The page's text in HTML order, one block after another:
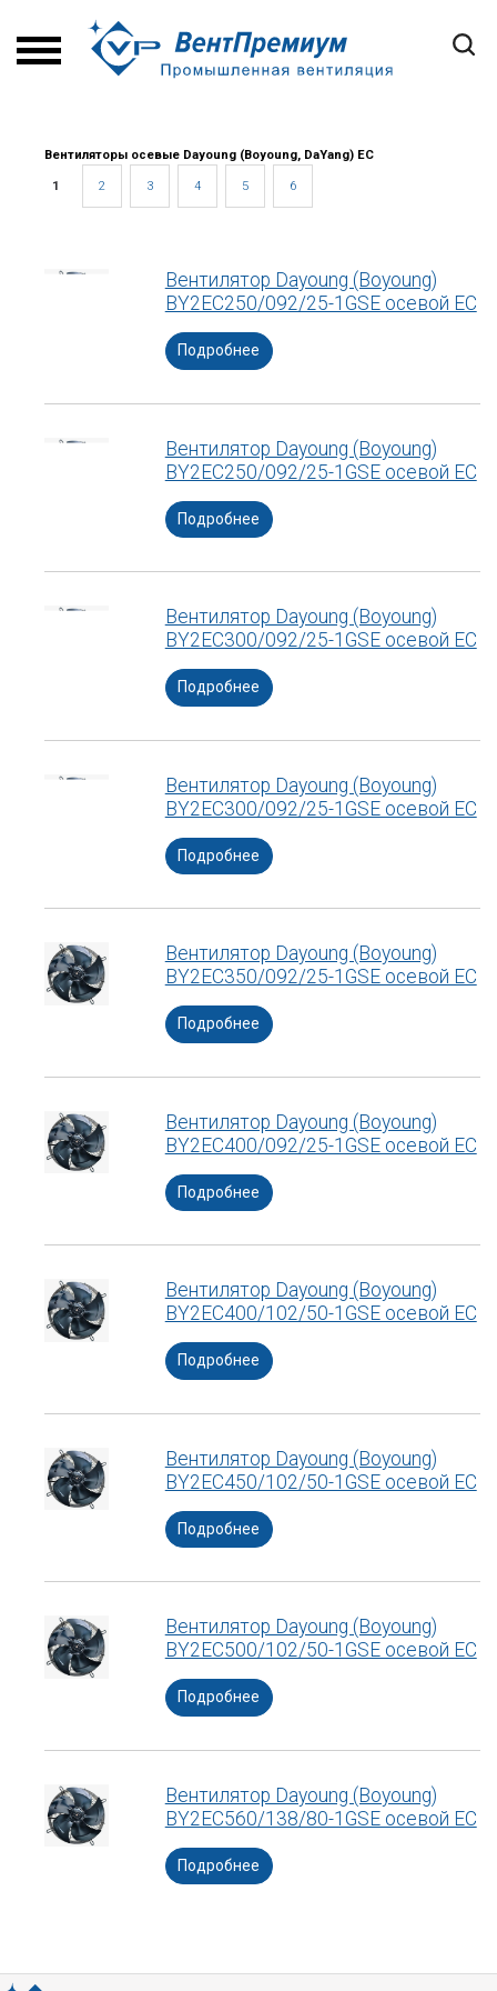
Вентиляторы осевые Dayoung (Boyoung, DaYang) ЕС
1 2 3 4 5 6
Вентилятор Dayoung (Boyoung)
BY2EC250/092/25-1GSE осевой ЕС
Подробнее
Вентилятор Dayoung (Boyoung)
BY2EC250/092/25-1GSE осевой ЕС
Подробнее
Вентилятор Dayoung (Boyoung)
BY2EC300/092/25-1GSE осевой ЕС
Подробнее
Вентилятор Dayoung (Boyoung)
BY2EC300/092/25-1GSE осевой ЕС
Подробнее
Вентилятор Dayoung (Boyoung)
BY2EC350/092/25-1GSE осевой ЕС
Подробнее
Вентилятор Dayoung (Boyoung)
BY2EC400/092/25-1GSE осевой ЕС
Подробнее
Вентилятор Dayoung (Boyoung)
BY2EC400/102/50-1GSE осевой ЕС
Подробнее
Вентилятор Dayoung (Boyoung)
BY2EC450/102/50-1GSE осевой ЕС
Подробнее
Вентилятор Dayoung (Boyoung)
BY2EC500/102/50-1GSE осевой ЕС
Подробнее
Вентилятор Dayoung (Boyoung)
BY2EC560/138/80-1GSE осевой ЕС
Подробнее